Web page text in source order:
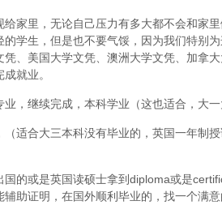
家里，无论自己压力有多大都不会和家
学生，但是也不要气馁，因为我们特别
、美国大学文凭、澳洲大学文凭、加拿
就业。
，继续完成，本科学业（这也适合，大
（适合大三本科没有毕业的，英国一年制
国的或是英国读硕士拿到diploma或是
助证明，在国外顺利毕业的，找一个满意